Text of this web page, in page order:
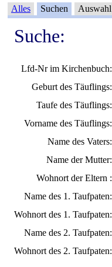
Alles Suchen Auswahl
Suche:
Lfd-Nr im Kirchenbuch:
Geburt des Täuflings:
Taufe des Täuflings:
Vorname des Täuflings:
Name des Vaters:
Name der Mutter:
Wohnort der Eltern :
Name des 1. Taufpaten:
Wohnort des 1. Taufpaten:
Name des 2. Taufpaten:
Wohnort des 2. Taufpaten: